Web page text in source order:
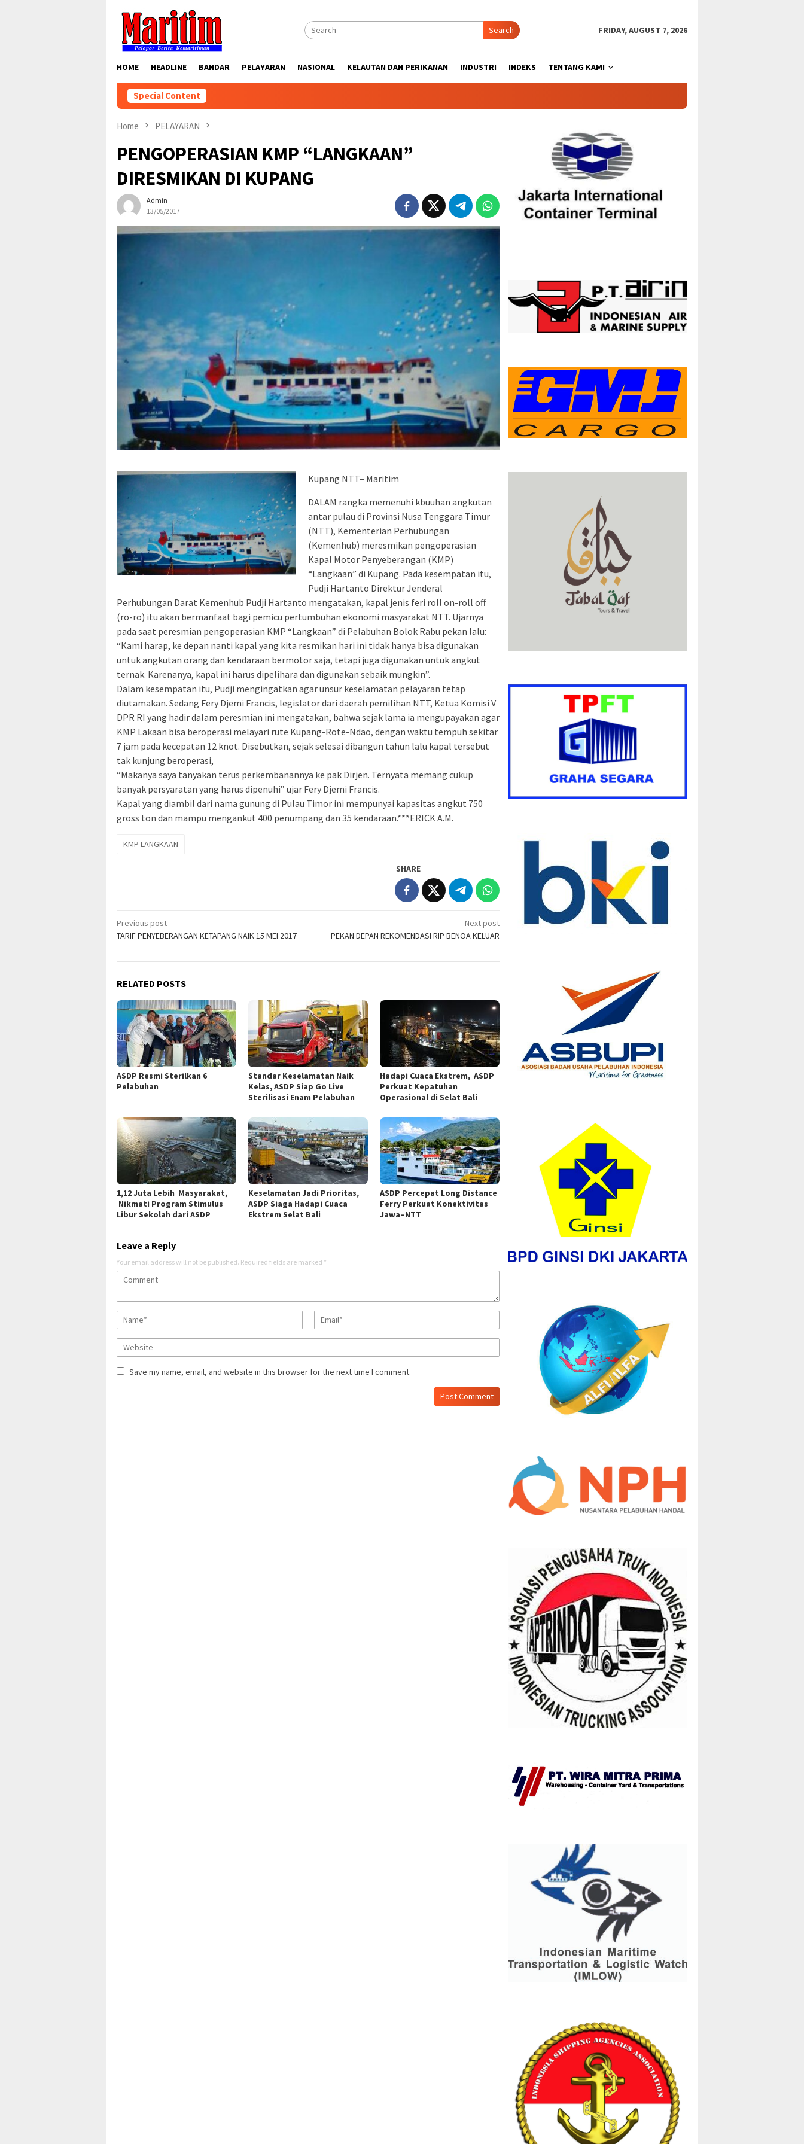
content
Search FRIDAY, AUGUST 7, 2026
HOME HEADLINE BANDAR PELAYARAN NASIONAL KELAUTAN DAN PERIKANAN INDUSTRI INDEKS TENTANG KAMI
Special Content
Home PELAYARAN
PENGOPERASIAN KMP “LANGKAAN”
DIRESMIKAN DI KUPANG
Admin
13/05/2017
Kupang NTT– Maritim
DALAM rangka memenuhi kbuuhan angkutan
antar pulau di Provinsi Nusa Tenggara Timur
(NTT), Kementerian Perhubungan
(Kemenhub) meresmikan pengoperasian
Kapal Motor Penyeberangan (KMP)
“Langkaan” di Kupang. Pada kesempatan itu,
Pudji Hartanto Direktur Jenderal
Perhubungan Darat Kemenhub Pudji Hartanto mengatakan, kapal jenis feri roll on-roll off
(ro-ro) itu akan bermanfaat bagi pemicu pertumbuhan ekonomi masyarakat NTT. Ujarnya
pada saat peresmian pengoperasian KMP “Langkaan” di Pelabuhan Bolok Rabu pekan lalu:
“Kami harap, ke depan nanti kapal yang kita resmikan hari ini tidak hanya bisa digunakan
untuk angkutan orang dan kendaraan bermotor saja, tetapi juga digunakan untuk angkut
ternak. Karenanya, kapal ini harus dipelihara dan digunakan sebaik mungkin”.
Dalam kesempatan itu, Pudji mengingatkan agar unsur keselamatan pelayaran tetap
diutamakan. Sedang Fery Djemi Francis, legislator dari daerah pemilihan NTT, Ketua Komisi V
DPR RI yang hadir dalam peresmian ini mengatakan, bahwa sejak lama ia mengupayakan agar
KMP Lakaan bisa beroperasi melayari rute Kupang-Rote-Ndao, dengan waktu tempuh sekitar
7 jam pada kecepatan 12 knot. Disebutkan, sejak selesai dibangun tahun lalu kapal tersebut
tak kunjung beroperasi,
“Makanya saya tanyakan terus perkembanannya ke pak Dirjen. Ternyata memang cukup
banyak persyaratan yang harus dipenuhi” ujar Fery Djemi Francis.
Kapal yang diambil dari nama gunung di Pulau Timor ini mempunyai kapasitas angkut 750
gross ton dan mampu mengankut 400 penumpang dan 35 kendaraan.***ERICK A.M.
KMP LANGKAAN
SHARE
Post
navigation
Previous post
TARIF PENYEBERANGAN KETAPANG NAIK 15 MEI 2017
Next post
PEKAN DEPAN REKOMENDASI RIP BENOA KELUAR
RELATED POSTS
ASDP Resmi Sterilkan 6
Pelabuhan
Standar Keselamatan Naik
Kelas, ASDP Siap Go Live
Sterilisasi Enam Pelabuhan
Hadapi Cuaca Ekstrem, ASDP
Perkuat Kepatuhan
Operasional di Selat Bali
1,12 Juta Lebih Masyarakat,
Nikmati Program Stimulus
Libur Sekolah dari ASDP
Keselamatan Jadi Prioritas,
ASDP Siaga Hadapi Cuaca
Ekstrem Selat Bali
ASDP Percepat Long Distance
Ferry Perkuat Konektivitas
Jawa–NTT
Leave a Reply
Your email address will not be published. Required fields are marked *
Save my name, email, and website in this browser for the next time I comment.